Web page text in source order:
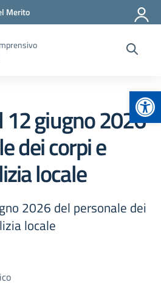
Merito
12 giugno 2026
dei corpi e
locale
2026 del personale dei
locale